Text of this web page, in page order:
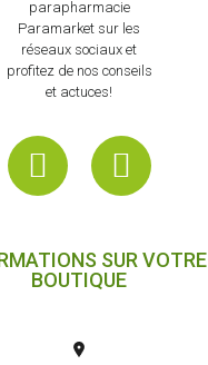
parapharmacie
Paramarket sur les
réseaux sociaux et
profitez de nos conseils
et actuces!
SUR VOTRE
BOUTIQUE